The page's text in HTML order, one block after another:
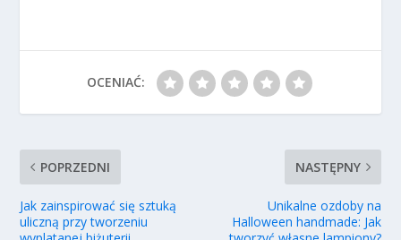
OCENIAĆ:
POPRZEDNI
Jak zainspirować się sztuką
uliczną przy tworzeniu
NASTĘPNY
Unikalne ozdoby na
Halloween handmade: Jak